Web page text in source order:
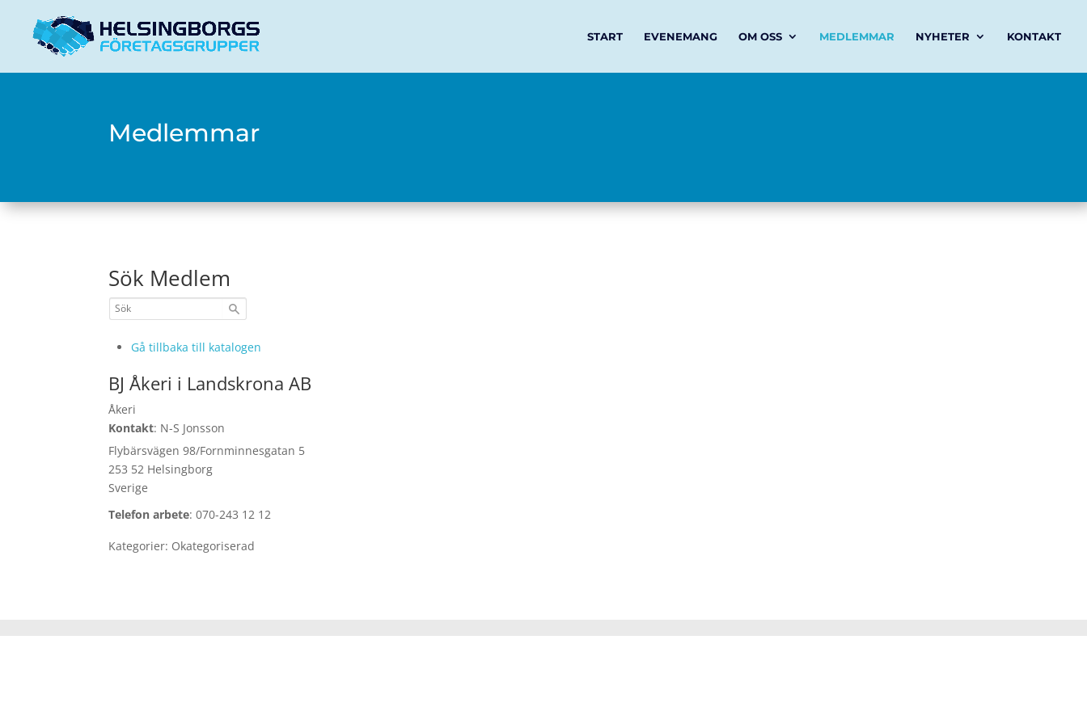
START EVENEMANG OM OSS MEDLEMMAR NYHETER KONTAKT
Medlemmar
Sök Medlem
Gå tillbaka till katalogen
BJ Åkeri i Landskrona AB
Åkeri
Kontakt: N-S Jonsson
Flybärsvägen 98/Fornminnesgatan 5
253 52 Helsingborg
Sverige
Telefon arbete: 070-243 12 12
Kategorier: Okategoriserad